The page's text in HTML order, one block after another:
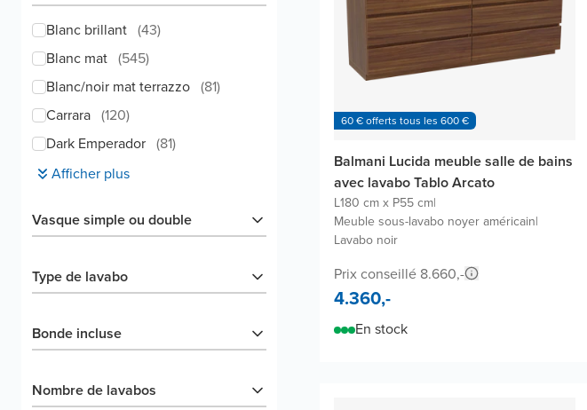
Blanc brillant (43)
Blanc mat (545)
Blanc/noir mat terrazzo (81)
Carrara (120)
Dark Emperador (81)
Afficher plus
Vasque simple ou double
Type de lavabo
Bonde incluse
Nombre de lavabos
60 € offerts tous les 600 €
Balmani Lucida meuble salle de bains
avec lavabo Tablo Arcato
L180 cm x P55 cm|
Meuble sous-lavabo noyer américain|
Lavabo noir
Prix conseillé 8.660,-
4.360,-
En stock